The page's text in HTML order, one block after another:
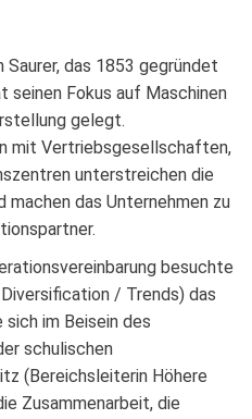
das 1853 gegründet
Fokus auf Maschinen
gelegt.
mit Vertriebsgesellschaften,
unterstreichen die
machen das Unternehmen zu
besuchte
/ Trends) das
sich im Beisein des
schulischen
(Bereichsleiterin Höhere
Zusammenarbeit, die